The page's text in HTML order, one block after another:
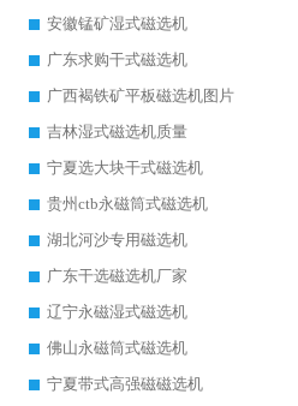
安徽锰矿湿式磁选机
广东求购干式磁选机
广西褐铁矿平板磁选机图片
吉林湿式磁选机质量
宁夏选大块干式磁选机
贵州ctb永磁筒式磁选机
湖北河沙专用磁选机
广东干选磁选机厂家
辽宁永磁湿式磁选机
佛山永磁筒式磁选机
宁夏带式高强磁磁选机